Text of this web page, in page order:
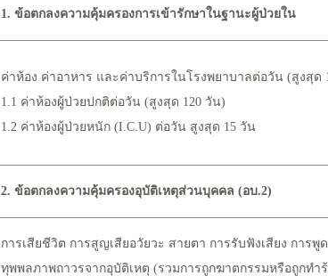
1. ข้อตกลงความคุ้มครองการเข้ารักษาในฐานะผู้ป่วยใน
ค่าห้อง ค่าอาหาร และค่าบริการในโรงพยาบาลต่อวัน (สูงสุด
1.1 ค่าห้องผู้ป่วยปกติต่อวัน (สูงสุด 120 วัน)
1.2 ค่าห้องผู้ป่วยหนัก (I.C.U) ต่อวัน สูงสุด 15 วัน
2. ข้อตกลงความคุ้มครองอุบัติเหตุส่วนบุคคล (อบ.2)
การเสียชีวิต การสูญเสียอวัยวะ สายตา การรับฟังเสียง การพู
ทุพพลภาพถาวรจากอุบัติเหตุ (รวมการถูกฆาตกรรมหรือถูกทำร้